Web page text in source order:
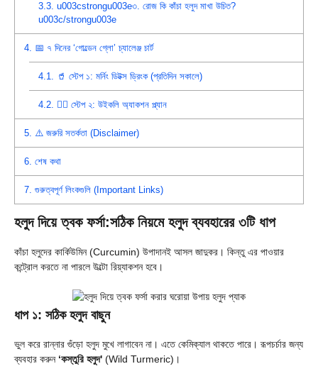
3.3. u003cstrongu003e৩. রোজ কি কাঁচা হলুদ মাখা উচিত?
u003c/strongu003e
4. 📅 ৭ দিনের ‘গোল্ডেন গ্লো’ চ্যালেঞ্জ চার্ট
4.1. 🥤 স্টেপ ১: মর্নিং ডিটক্স ড্রিংক (প্রতিদিন সকালে)
4.2. 🧖‍♀️ স্টেপ ২: উইকলি অ্যাকশন প্ল্যান
5. ⚠️ জরুরি সতর্কতা (Disclaimer)
6. শেষ কথা
7. গুরুত্বপূর্ণ লিংকগুলি (Important Links)
হলুদ দিয়ে ত্বক ফর্সা:সঠিক নিয়মে হলুদ ব্যবহারের ৩টি ধাপ
কাঁচা হলুদের কার্কিউমিন (Curcumin) উপাদানই আসল জাদুকর। কিন্তু এর পাওয়ার
কন্ট্রোল করতে না পারলে উল্টো রিয়্যাকশন হবে।
ধাপ ১: সঠিক হলুদ বাছুন
ভুল করে রান্নার গুঁড়ো হলুদ মুখে লাগাবেন না। এতে কেমিক্যাল থাকতে পারে। রূপচর্চার জন্য
ব্যবহার করুন ‘কস্তুরি হলুদ' (Wild Turmeric)।